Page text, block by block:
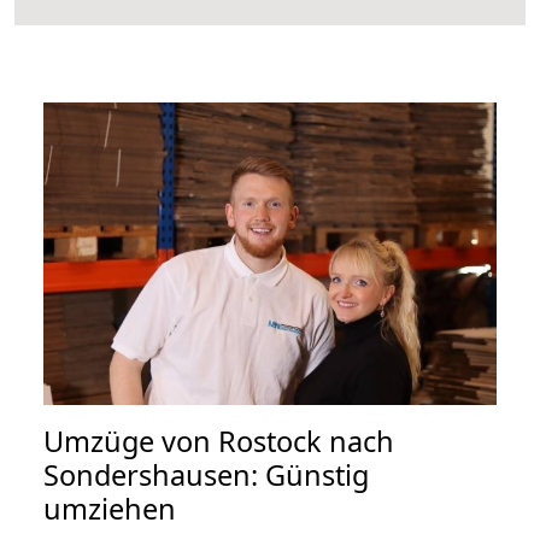
Umzüge von Rostock nach
Sondershausen: Günstig
umziehen